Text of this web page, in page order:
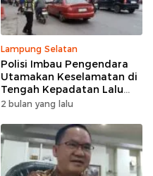
Lampung Selatan
Polisi Imbau Pengendara
Utamakan Keselamatan di
Tengah Kepadatan Lalu
Lintas Pagi Hari
2 bulan yang lalu